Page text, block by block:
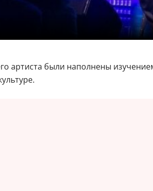
артиста были наполнены